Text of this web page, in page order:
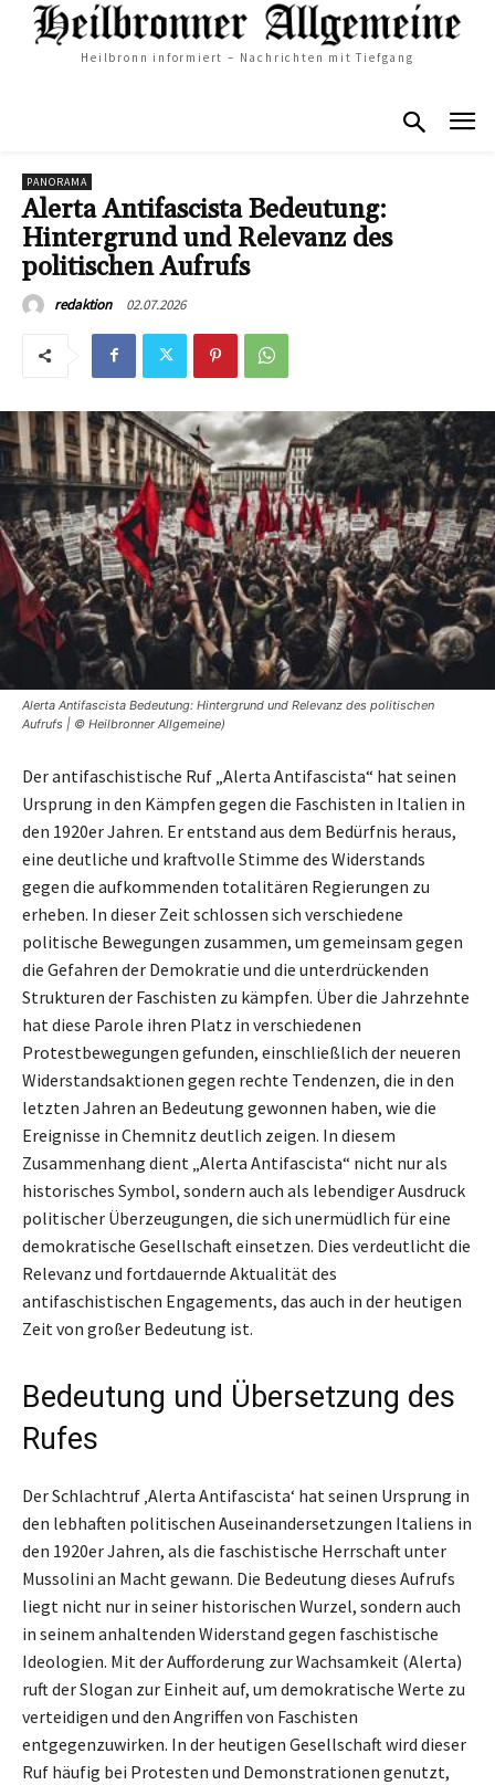
Heilbronn informiert – Nachrichten mit Tiefgang
PANORAMA
Alerta Antifascista Bedeutung:
Hintergrund und Relevanz des
politischen Aufrufs
redaktion 02.07.2026
Alerta Antifascista Bedeutung: Hintergrund und Relevanz des politischen
Aufrufs | © Heilbronner Allgemeine)
Der antifaschistische Ruf „Alerta Antifascista“ hat seinen
Ursprung in den Kämpfen gegen die Faschisten in Italien in
den 1920er Jahren. Er entstand aus dem Bedürfnis heraus,
eine deutliche und kraftvolle Stimme des Widerstands
gegen die aufkommenden totalitären Regierungen zu
erheben. In dieser Zeit schlossen sich verschiedene
politische Bewegungen zusammen, um gemeinsam gegen
die Gefahren der Demokratie und die unterdrückenden
Strukturen der Faschisten zu kämpfen. Über die Jahrzehnte
hat diese Parole ihren Platz in verschiedenen
Protestbewegungen gefunden, einschließlich der neueren
Widerstandsaktionen gegen rechte Tendenzen, die in den
letzten Jahren an Bedeutung gewonnen haben, wie die
Ereignisse in Chemnitz deutlich zeigen. In diesem
Zusammenhang dient „Alerta Antifascista“ nicht nur als
historisches Symbol, sondern auch als lebendiger Ausdruck
politischer Überzeugungen, die sich unermüdlich für eine
demokratische Gesellschaft einsetzen. Dies verdeutlicht die
Relevanz und fortdauernde Aktualität des
antifaschistischen Engagements, das auch in der heutigen
Zeit von großer Bedeutung ist.
Bedeutung und Übersetzung des
Rufes
Der Schlachtruf ‚Alerta Antifascista‘ hat seinen Ursprung in
den lebhaften politischen Auseinandersetzungen Italiens in
den 1920er Jahren, als die faschistische Herrschaft unter
Mussolini an Macht gewann. Die Bedeutung dieses Aufrufs
liegt nicht nur in seiner historischen Wurzel, sondern auch
in seinem anhaltenden Widerstand gegen faschistische
Ideologien. Mit der Aufforderung zur Wachsamkeit (Alerta)
ruft der Slogan zur Einheit auf, um demokratische Werte zu
verteidigen und den Angriffen von Faschisten
entgegenzuwirken. In der heutigen Gesellschaft wird dieser
Ruf häufig bei Protesten und Demonstrationen genutzt,